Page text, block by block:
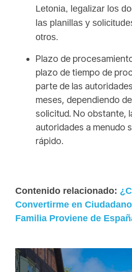
Letonia, legalizar los
las planillas y
otros.
Plazo de
plazo de tiempo de
parte de las
meses, dependiendo
solicitud. No obstante,
autoridades a menudo
rápido.
Contenido relacionado:
Convertirme en
Familia Proviene de